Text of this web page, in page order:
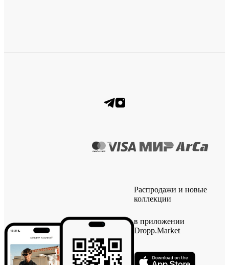
Распродажи и новые
коллекции
в приложении
Dropp.Market